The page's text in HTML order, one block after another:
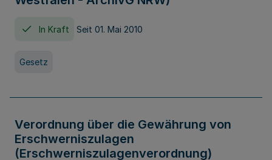
In Kraft Seit 01. Mai 2010
Gesetz
Verordnung über die Gewährung von
Erschwerniszulagen
(Erschwerniszulagenverordnung)